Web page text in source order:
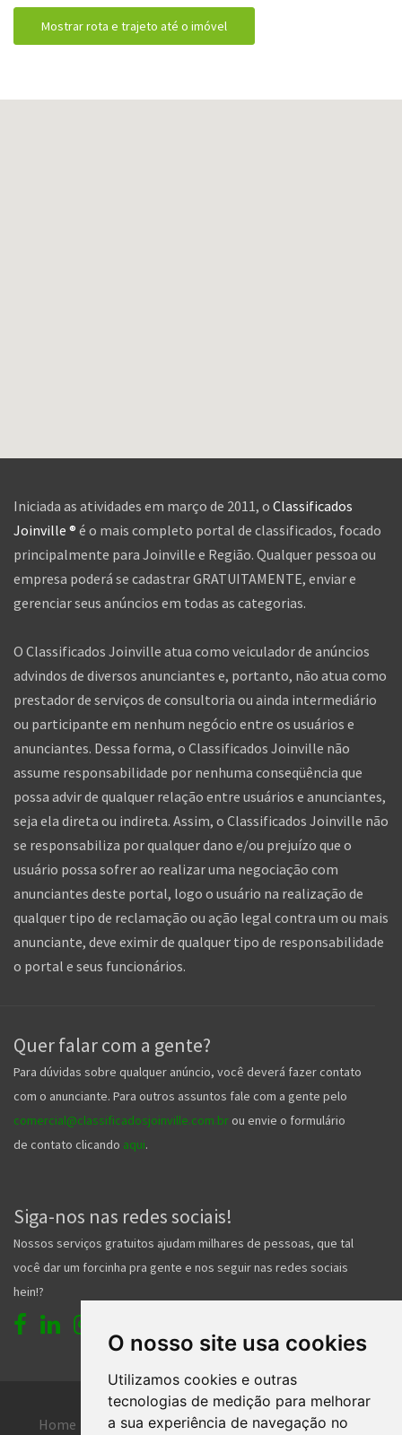
O nosso site usa cookies
Utilizamos cookies e outras
tecnologias de medição para melhorar
a sua experiência de navegação no
Iniciada as atividades em março de 2011, o Classificados
Joinville ® é o mais completo portal de classificados, focado
principalmente para Joinville e Região. Qualquer pessoa ou
empresa poderá se cadastrar GRATUITAMENTE, enviar e
gerenciar seus anúncios em todas as categorias.
O Classificados Joinville atua como veiculador de anúncios
advindos de diversos anunciantes e, portanto, não atua como
prestador de serviços de consultoria ou ainda intermediário
ou participante em nenhum negócio entre os usuários e
anunciantes. Dessa forma, o Classificados Joinville não
assume responsabilidade por nenhuma conseqüência que
possa advir de qualquer relação entre usuários e anunciantes,
seja ela direta ou indireta. Assim, o Classificados Joinville não
se responsabiliza por qualquer dano e/ou prejuízo que o
usuário possa sofrer ao realizar uma negociação com
anunciantes deste portal, logo o usuário na realização de
qualquer tipo de reclamação ou ação legal contra um ou mais
anunciante, deve eximir de qualquer tipo de responsabilidade
o portal e seus funcionários.
Quer falar com a gente?
Para dúvidas sobre qualquer anúncio, você deverá fazer contato
com o anunciante. Para outros assuntos fale com a gente pelo
comercial@classificadosjoinville.com.br ou envie o formulário
de contato clicando aqui.
Siga-nos nas redes sociais!
Nossos serviços gratuitos ajudam milhares de pessoas, que tal
você dar um forcinha pra gente e nos seguir nas redes sociais
hein!?
Home Entrar Faça seu cadastro